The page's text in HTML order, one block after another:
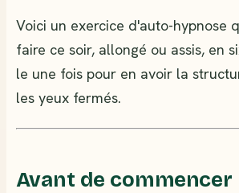
Voici un exercice d'auto-hypnose
faire ce soir, allongé ou assis, en
le une fois pour en avoir la
les yeux fermés.
Avant de commencer